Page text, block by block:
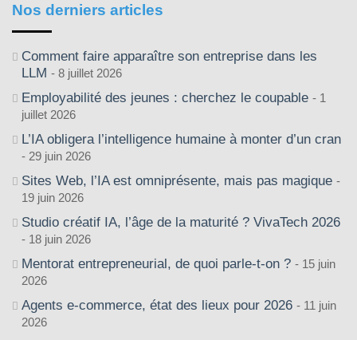
Nos derniers articles
Comment faire apparaître son entreprise dans les
LLM
8 juillet 2026
Employabilité des jeunes : cherchez le coupable
1
juillet 2026
L’IA obligera l’intelligence humaine à monter d’un cran
29 juin 2026
Sites Web, l’IA est omniprésente, mais pas magique
19 juin 2026
Studio créatif IA, l’âge de la maturité ? VivaTech 2026
18 juin 2026
Mentorat entrepreneurial, de quoi parle-t-on ?
15 juin
2026
Agents e-commerce, état des lieux pour 2026
11 juin
2026